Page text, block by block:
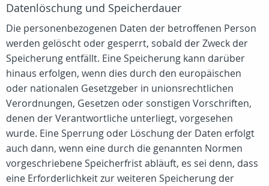
Datenlöschung und Speicherdauer
Die personenbezogenen Daten der betroffenen Person
werden gelöscht oder gesperrt, sobald der Zweck der
Speicherung entfällt. Eine Speicherung kann darüber
hinaus erfolgen, wenn dies durch den europäischen
oder nationalen Gesetzgeber in unionsrechtlichen
Verordnungen, Gesetzen oder sonstigen Vorschriften,
denen der Verantwortliche unterliegt, vorgesehen
wurde. Eine Sperrung oder Löschung der Daten erfolgt
auch dann, wenn eine durch die genannten Normen
vorgeschriebene Speicherfrist abläuft, es sei denn, dass
eine Erforderlichkeit zur weiteren Speicherung der